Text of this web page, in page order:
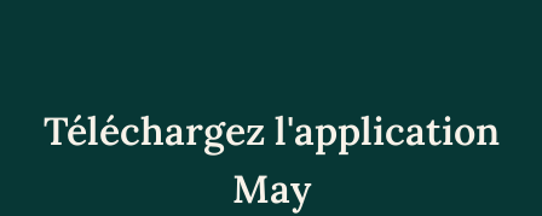
Téléchargez l'application
May